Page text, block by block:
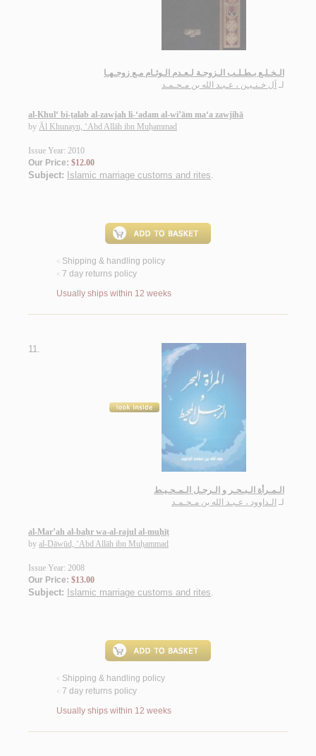
الـخـلـع بـطـلـب الـزوجـة لـعـدم الـوئـام مـع زوجـهـا
لـ آل خـنـيـن ، عـبـد الله بن مـحـمـد
al-Khul‘ bi-ṭalab al-zawjah li-‘adam al-wi’ām ma‘a zawjihā
by Āl Khunayn, ‘Abd Allāh ibn Muḥammad
Issue Year: 2010
Our Price: $12.00
Subject: Islamic marriage customs and rites.
< Shipping & handling policy
< 7 day returns policy
Usually ships within 12 weeks
11.
الـمـرأة الـبـحـر و الـرجـل الـمـحـيـط
لـ الـداوود ، عـبـد الله بن مـحـمـد
al-Mar’ah al-baḥr wa-al-rajul al-muḥīṭ
by al-Dāwūd, ‘Abd Allāh ibn Muḥammad
Issue Year: 2008
Our Price: $13.00
Subject: Islamic marriage customs and rites.
< Shipping & handling policy
< 7 day returns policy
Usually ships within 12 weeks